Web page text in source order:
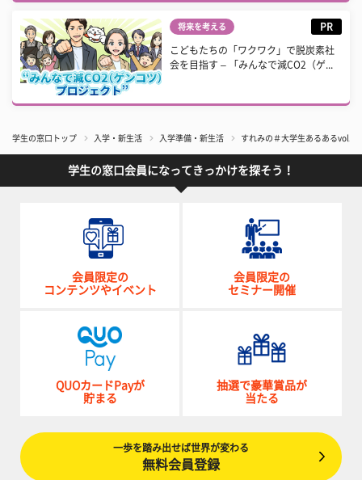
将来を考える PR
こどもたちの「ワクワク」で脱炭素社
会を目指す – 「みんなで減CO2（ゲ...
学生の窓口トップ 入学・新生活 入学準備・新生活 すれみの＃大学生あるあるvol.3
学生の窓口会員になってきっかけを探そう！
会員限定の
コンテンツやイベント
会員限定の
セミナー開催
QUOカードPayが
貯まる
抽選で豪華賞品が
当たる
一歩を踏み出せば世界が変わる
無料会員登録